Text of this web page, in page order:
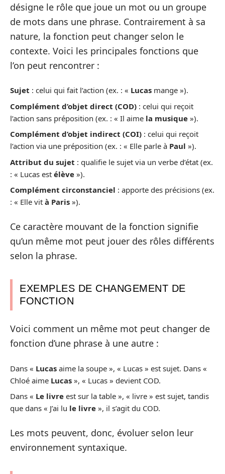
désigne le rôle que joue un mot ou un groupe
de mots dans une phrase. Contrairement à sa
nature, la fonction peut changer selon le
contexte. Voici les principales fonctions que
l’on peut rencontrer :
Sujet : celui qui fait l’action (ex. : « Lucas mange »).
Complément d’objet direct (COD) : celui qui reçoit
l’action sans préposition (ex. : « Il aime la musique »).
Complément d’objet indirect (COI) : celui qui reçoit
l’action via une préposition (ex. : « Elle parle à Paul »).
Attribut du sujet : qualifie le sujet via un verbe d’état (ex.
: « Lucas est élève »).
Complément circonstanciel : apporte des précisions (ex.
: « Elle vit à Paris »).
Ce caractère mouvant de la fonction signifie
qu’un même mot peut jouer des rôles différents
selon la phrase.
EXEMPLES DE CHANGEMENT DE
FONCTION
Voici comment un même mot peut changer de
fonction d’une phrase à une autre :
Dans « Lucas aime la soupe », « Lucas » est sujet. Dans «
Chloé aime Lucas », « Lucas » devient COD.
Dans « Le livre est sur la table », « livre » est sujet, tandis
que dans « J’ai lu le livre », il s’agit du COD.
Les mots peuvent, donc, évoluer selon leur
environnement syntaxique.